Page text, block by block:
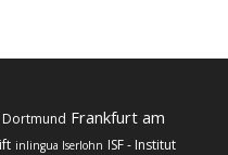
Dortmund Frankfurt am
inlingua Iserlohn ISF - Institut